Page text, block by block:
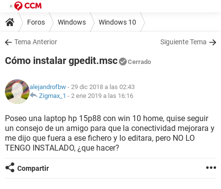
Foros Windows Windows 10
Tema Anterior Siguiente Tema
Cómo instalar gpedit.msc Cerrado
alejandrofbw - 29 dic 2018 a las 02:43
Zigmax_1 - 2 ene 2019 a las 16:16
Poseo una laptop hp 15p88 con win 10 home, quise seguir
un consejo de un amigo para que la conectividad mejorara y
me dijo que fuera a ese fichero y lo editara, pero NO LO
TENGO INSTALADO, ¿que hacer?
Compartir